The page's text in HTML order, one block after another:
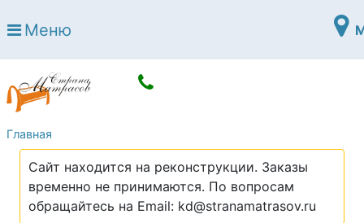
Open submenu (Матрасы)
Open submenu (Кровати)
Кровати
Open submenu (Аксессуары)
Open submenu (Диваны)
Диваны
Open submenu (Постельное белье)
Постельное белье
Open submenu (Мебель)
Мебель
Меню
Главная
Сайт находится на реконструкции. Заказы
временно не принимаются. По вопросам
обращайтесь на Email: kd@stranamatrasov.ru